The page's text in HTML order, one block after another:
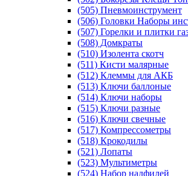
(505) Пневмоинструмент
(506) Головки Наборы
(507) Горелки и плитки
(508) Домкраты
(510) Изолента скотч
(511) Кисти малярные
(512) Клеммы для АКБ
(513) Ключи баллоные
(514) Ключи наборы
(515) Ключи разные
(516) Ключи свечные
(517) Компрессометры
(518) Крокодилы
(521) Лопаты
(523) Мультиметры
(524) Набор надфилей